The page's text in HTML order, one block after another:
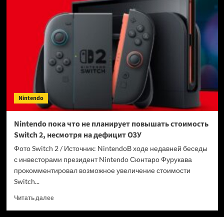
обойтись
электронным
письмом»:
новый
трейлер
боевика
The
Duskbloods
Bloodborne
и
Ring
разочаровал
фанатов
Nintendo
Nintendo пока что не планирует повышать стоимость
Switch 2, несмотря на дефицит ОЗУ
Фото Switch 2 / Источник: NintendoВ ходе недавней беседы
с инвесторами президент Nintendo Сюнтаро Фурукава
прокомментировал возможное увеличение стоимости
Switch...
Читать далееПрочитать